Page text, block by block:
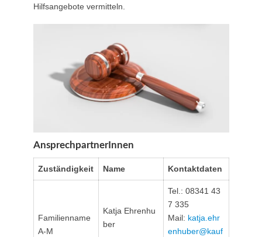
Hilfsangebote vermitteln.
AnsprechpartnerInnen
Zuständigkeit Name Kontaktdaten
Familienname
A-M
Katja Ehrenhu
ber
Tel.: 08341 43
7 335
Mail: katja.ehr
enhuber@kauf